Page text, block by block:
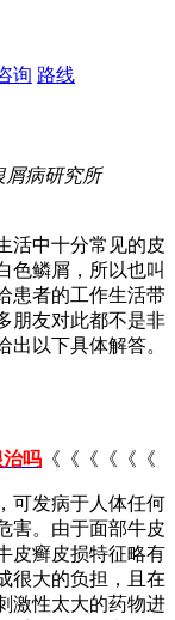
询 路线
屑病研究所
活中十分常见的皮
色鳞屑，所以也叫
患者的工作生活带
朋友对此都不是非
出以下具体解答。
治吗 《《《《《《
可发病于人体任何
害。由于面部牛皮
皮癣皮损特征略有
很大的负担，且在
激性太大的药物进